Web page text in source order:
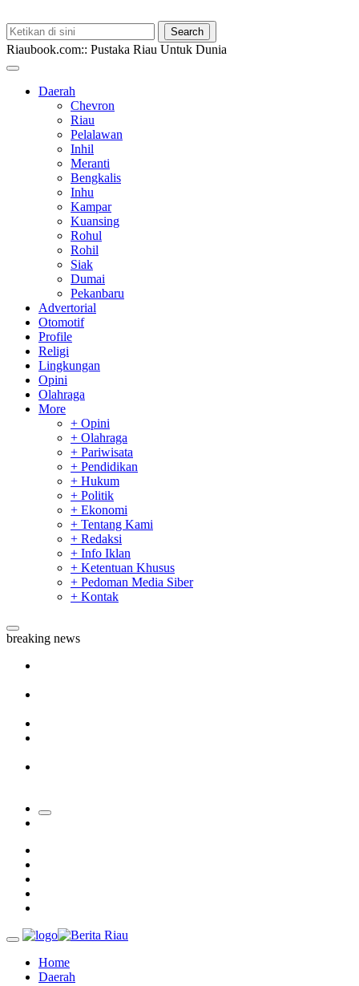
Riaubook.com:: Pustaka Riau Untuk Dunia
Daerah
Chevron
Riau
Pelalawan
Inhil
Meranti
Bengkalis
Inhu
Kampar
Kuansing
Rohul
Rohil
Siak
Dumai
Pekanbaru
Advertorial
Otomotif
Profile
Religi
Lingkungan
Opini
Olahraga
More
+ Opini
+ Olahraga
+ Pariwisata
+ Pendidikan
+ Hukum
+ Politik
+ Ekonomi
+ Tentang Kami
+ Redaksi
+ Info Iklan
+ Ketentuan Khusus
+ Pedoman Media Siber
+ Kontak
breaking news
Home
Daerah